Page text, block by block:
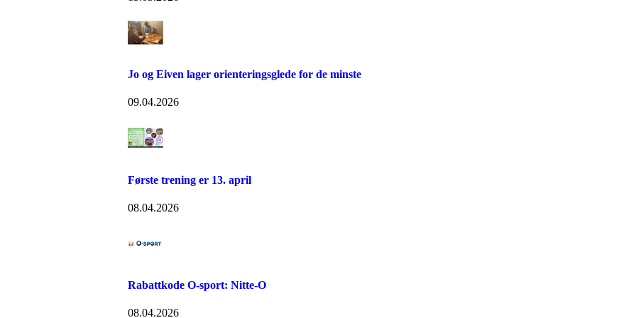
Jo og Eiven lager orienteringsglede for de minste
09.04.2026
Første trening er 13. april
08.04.2026
Rabattkode O-sport: Nitte-O
08.04.2026